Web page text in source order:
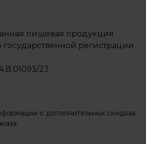
пищевая продукция
государственной регистрации
23
о дополнительных скидках